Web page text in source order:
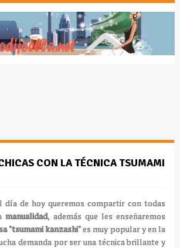
CON LA TÉCNICA TSUMAMI
día de hoy queremos compartir con todas
manualidad, además que les enseñaremos
"tsumami kanzashi"es muy popular y en la
demanda por ser una técnica brillante y